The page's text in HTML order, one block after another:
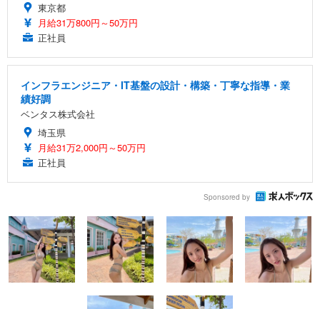
東京都
月給31万800円～50万円
正社員
インフラエンジニア・IT基盤の設計・構築・丁寧な指導・業
績好調
ベンタス株式会社
埼玉県
月給31万2,000円～50万円
正社員
Sponsored by